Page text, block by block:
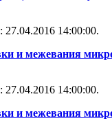
27.04.2016 14:00:00.
и межевания
27.04.2016 14:00:00.
и межевания